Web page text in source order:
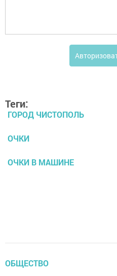
Теги:
ГОРОД ЧИСТОПОЛЬ
ОЧКИ
ОЧКИ В МАШИНЕ
ОБЩЕСТВО